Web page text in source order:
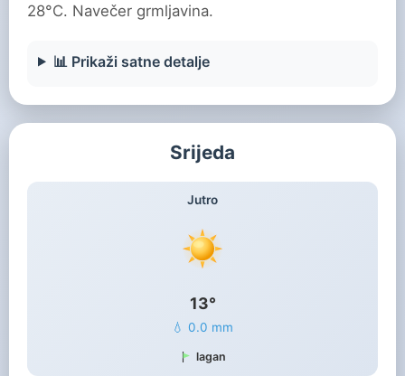
28°C. Navečer grmljavina.
📊 Prikaži satne detalje
Srijeda
Jutro
13°
💧 0.0 mm
lagan